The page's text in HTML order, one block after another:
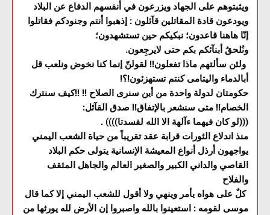
ويثبتوهم على الجهاد ويزرعون في أنفسهم الدفاع عن البلاد
ويودعون قادة المقاتلين قآئلون : إذهبوا أنتم وجنودكم فقاتلوا
إنّا هاهنا قاعدون؛ نبكيكم حين تستشهدون؛
ونُلحقُ أبنآئكم بكم حتى لايرجِعون.
ولئن سألتهم ماذا تفعلون!! لقولنّ إنما كنا نخوض ونلعب قل
أبالدماء واليتامى كنتم تستهزئون!؟!
حكومتان لدولة واحدة من أين سنرى الصلاح !! !!كيف سنترك
الخصام!! متى سنشعر بالإتفاق!! صدق القآئل:
(((لو كان فيهما ءآلهة الا الله لفسدتا)))) .
منذ اندلاع الثورات قرابة عقد تقريباً من حياة الشعب اليمني
يواجهون أرذل أنواع المعيشة الإنسانية يتولى حكم البلاد
القاصي والداني الكبير والصغير العالم والجاهل المثقف
والفلاح
كلٌ على هواه يأمر وينهي ولا أقول للشعب اليمني إلا كما قال
موسى لقومه : استعينوا بالله واصبروا إن الأرض لله يورثها من